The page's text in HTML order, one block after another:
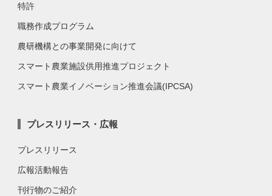
特許
職務作成プログラム
農研機構との事業開発に向けて
スマート農業施設供用推進プロジェクト
スマート農業イノベーション推進会議(IPCSA)
プレスリリース・広報
プレスリリース
広報活動報告
刊行物のご紹介